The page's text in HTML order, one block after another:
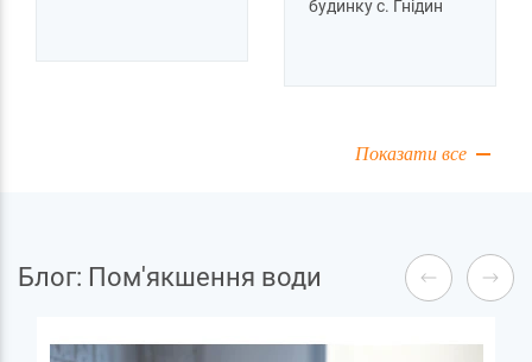
будинку c. Гнідин
Показати все
Блог: Пом'якшення води